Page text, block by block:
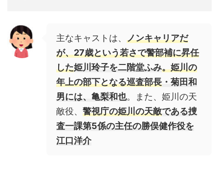
主なキャストは、 ノンキャリアだ
が、27歳という若さで警部補に昇任
した姫川玲子を二階堂ふみ。姫川の
年上の部下となる巡査部長 ・菊田和
男には、亀梨和也。また、姫川の天
敵役、 警視庁の姫川の天敵である捜
査一課第5係の主任の勝俣健作役を
江口洋介